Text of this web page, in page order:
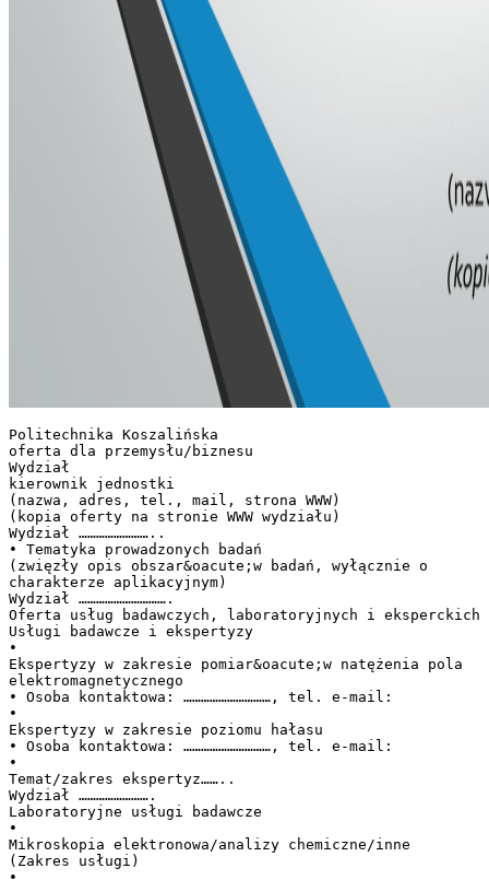
Politechnika Koszalińska
oferta dla przemysłu/biznesu
Wydział
kierownik jednostki
(nazwa, adres, tel., mail, strona WWW)
(kopia oferty na stronie WWW wydziału)
Wydział ……………………..
• Tematyka prowadzonych badań
(zwięzły opis obszar&oacute;w badań, wyłącznie o
charakterze aplikacyjnym)
Wydział ………………………….
Oferta usług badawczych, laboratoryjnych i eksperckich
Usługi badawcze i ekspertyzy
•
Ekspertyzy w zakresie pomiar&oacute;w natężenia pola
elektromagnetycznego
• Osoba kontaktowa: …………………………, tel. e-mail:
•
Ekspertyzy w zakresie poziomu hałasu
• Osoba kontaktowa: …………………………, tel. e-mail:
•
Temat/zakres ekspertyz……..
Wydział …………………….
Laboratoryjne usługi badawcze
•
Mikroskopia elektronowa/analizy chemiczne/inne
(Zakres usługi)